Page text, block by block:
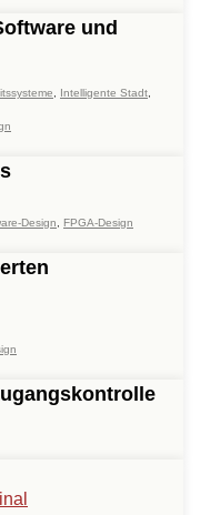
und
Intelligente Stadt
Design FPGA-Design